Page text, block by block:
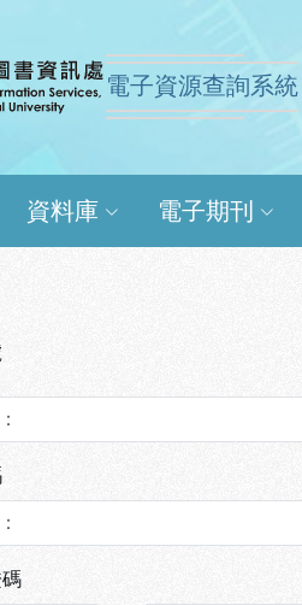
學圖書資訊
電子資源查詢系統
資料庫 電子期刊